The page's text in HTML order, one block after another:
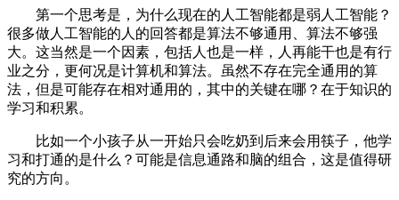
第一个思考是，为什么现在的人工智能都是弱人工智能？
很多做人工智能的人的回答都是算法不够通用、算法不够强
大。这当然是一个因素，包括人也是一样，人再能干也是有行
业之分，更何况是计算机和算法。虽然不存在完全通用的算
法，但是可能存在相对通用的，其中的关键在哪？在于知识的
学习和积累。
比如一个小孩子从一开始只会吃奶到后来会用筷子，他学
习和打通的是什么？可能是信息通路和脑的组合，这是值得研
究的方向。